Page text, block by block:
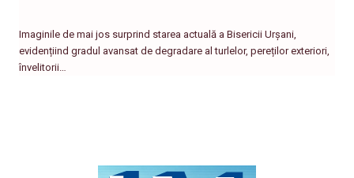
Imaginile de mai jos surprind starea actuală a Bisericii Urșani,
evidențiind gradul avansat de degradare al turlelor, pereților exteriori,
învelitorii…